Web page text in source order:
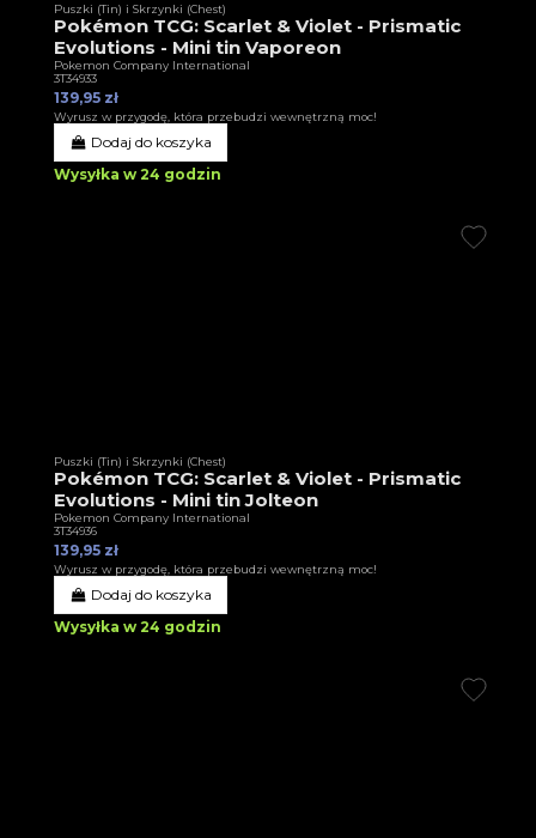
Puszki (Tin) i Skrzynki (Chest)
Pokémon TCG: Scarlet & Violet - Prismatic
Evolutions - Mini tin Vaporeon
Pokemon Company International
3T34933
139,95 zł
Wyrusz w przygodę, która przebudzi wewnętrzną moc!
Dodaj do koszyka
Wysyłka w 24 godzin
Puszki (Tin) i Skrzynki (Chest)
Pokémon TCG: Scarlet & Violet - Prismatic
Evolutions - Mini tin Jolteon
Pokemon Company International
3T34936
139,95 zł
Wyrusz w przygodę, która przebudzi wewnętrzną moc!
Dodaj do koszyka
Wysyłka w 24 godzin